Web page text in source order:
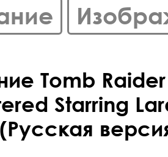
Tomb
Starring